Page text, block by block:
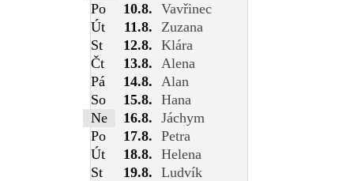
Po
10.8. Vavřinec
Út
11.8.
Zuzana
St
12.8. Klára
Čt
13.8. Alena
Pá
14.8. Alan
So
15.8. Hana
Ne
16.8. Jáchym
Po
17.8. Petra
Út
18.8. Helena
St
19.8. Ludvík